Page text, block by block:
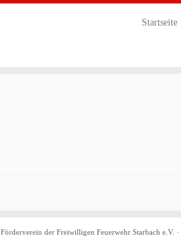
Startseite
Förderverein der Freiwilligen Feuerwehr Starbach e.V. ·